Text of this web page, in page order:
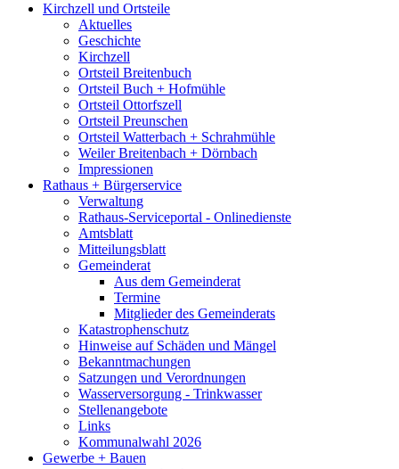
Kirchzell und Ortsteile
Aktuelles
Geschichte
Kirchzell
Ortsteil Breitenbuch
Ortsteil Buch + Hofmühle
Ortsteil Ottorfszell
Ortsteil Preunschen
Ortsteil Watterbach + Schrahmühle
Weiler Breitenbach + Dörnbach
Impressionen
Rathaus + Bürgerservice
Verwaltung
Rathaus-Serviceportal - Onlinedienste
Amtsblatt
Mitteilungsblatt
Gemeinderat
Aus dem Gemeinderat
Termine
Mitglieder des Gemeinderats
Katastrophenschutz
Hinweise auf Schäden und Mängel
Bekanntmachungen
Satzungen und Verordnungen
Wasserversorgung - Trinkwasser
Stellenangebote
Links
Kommunalwahl 2026
Gewerbe + Bauen